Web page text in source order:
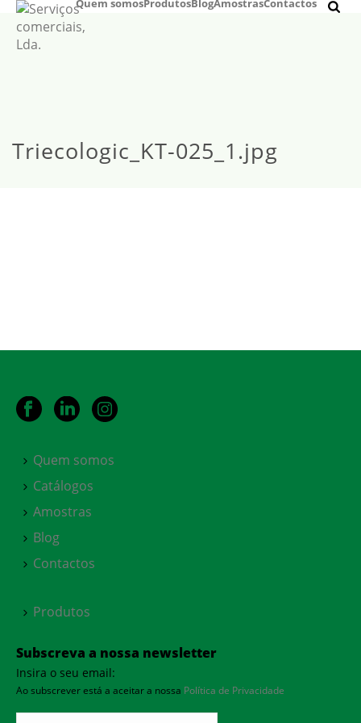
Quem somosProdutosBlogAmostrasContactos
Triecologic_KT-025_1.jpg
Quem somos
Catálogos
Amostras
Blog
Contactos
Produtos
Subscreva a nossa newsletter
Insira o seu email:
Ao subscrever está a aceitar a nossa Política de Privacidade